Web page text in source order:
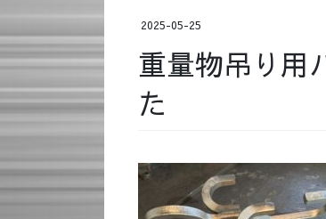
2025-05-25
重量物吊り用
た